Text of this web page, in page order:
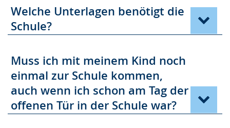
w
d
a
n
g
e
Welche Unterlagen benötigt die
Schule?
Muss ich mit meinem Kind noch
einmal zur Schule kommen,
auch wenn ich schon am Tag der
offenen Tür in der Schule war?